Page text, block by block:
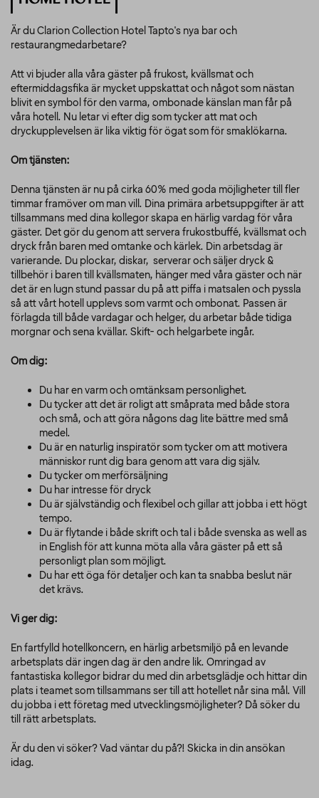
Är du Clarion Collection Hotel Tapto's nya bar och
restaurangmedarbetare?
Att vi bjuder alla våra gäster på frukost, kvällsmat och
eftermiddagsfika är mycket uppskattat och något som nästan
blivit en symbol för den varma, ombonade känslan man får på
våra hotell. Nu letar vi efter dig som tycker att mat och
dryckupplevelsen är lika viktig för ögat som för smaklökarna.
Om tjänsten:
Denna tjänsten är nu på cirka 60% med goda möjligheter till fler
timmar framöver om man vill. Dina primära arbetsuppgifter är att
tillsammans med dina kollegor skapa en härlig vardag för våra
gäster. Det gör du genom att servera frukostbuffé, kvällsmat och
dryck från baren med omtanke och kärlek. Din arbetsdag är
varierande. Du plockar, diskar, serverar och säljer dryck &
tillbehör i baren till kvällsmaten, hänger med våra gäster och när
det är en lugn stund passar du på att piffa i matsalen och pyssla
så att vårt hotell upplevs som varmt och ombonat. Passen är
förlagda till både vardagar och helger, du arbetar både tidiga
morgnar och sena kvällar. Skift- och helgarbete ingår.
Om dig:
Du har en varm och omtänksam personlighet.
Du tycker att det är roligt att småprata med både stora
och små, och att göra någons dag lite bättre med små
medel.
Du är en naturlig inspiratör som tycker om att motivera
människor runt dig bara genom att vara dig själv.
Du tycker om merförsäljning
Du har intresse för dryck
Du är självständig och flexibel och gillar att jobba i ett högt
tempo.
Du är flytande i både skrift och tal i både svenska as well as
in English för att kunna möta alla våra gäster på ett så
personligt plan som möjligt.
Du har ett öga för detaljer och kan ta snabba beslut när
det krävs.
Vi ger dig:
En fartfylld hotellkoncern, en härlig arbetsmiljö på en levande
arbetsplats där ingen dag är den andre lik. Omringad av
fantastiska kollegor bidrar du med din arbetsglädje och hittar din
plats i teamet som tillsammans ser till att hotellet når sina mål. Vill
du jobba i ett företag med utvecklingsmöjligheter? Då söker du
till rätt arbetsplats.
Är du den vi söker? Vad väntar du på?! Skicka in din ansökan
idag.